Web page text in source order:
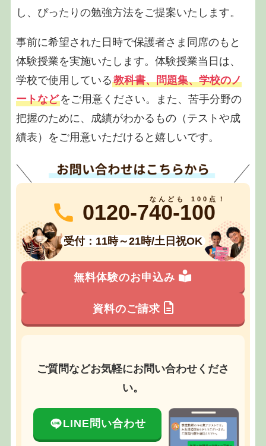
し、ぴったりの勉強方法をご提案いたします。
事前に希望された日時で保護者さま同席のもと
体験授業を実施いたします。体験授業当日は、
学校で使用している教科書、問題集、学校のノ
ートなどをご用意ください。また、苦手分野の
把握のために、成績がわかるもの（テストや成
績表）をご用意いただけると嬉しいです。
0120-740-100
受付：11時～21時/土日祝OK
無料体験のお申込み
資料のご請求
ご質問などお気軽にお問い合わせくださ
い。
LINE問い合わせ